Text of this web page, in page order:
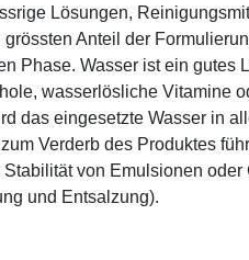
Lösungen,
Anteil der
Phase. Wasser ist ein gutes
wasserlösliche Vitamine
das eingesetzte Wasser in
Verderb des Produktes
von Emulsionen oder
und Entsalzung).